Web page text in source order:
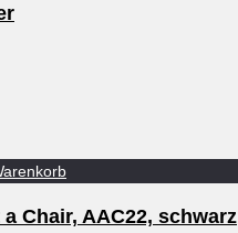
a Chair, AAC22, schwarz